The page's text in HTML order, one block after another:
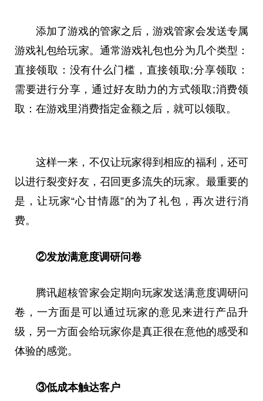
添加了游戏的管家之后，游戏管家会发送专属
游戏礼包给玩家。通常游戏礼包也分为几个类型：
直接领取：没有什么门槛，直接领取;分享领取：
需要进行分享，通过好友助力的方式领取;消费领
取：在游戏里消费指定金额之后，就可以领取。
这样一来，不仅让玩家得到相应的福利，还可
以进行裂变好友，召回更多流失的玩家。最重要的
是，让玩家“心甘情愿”的为了礼包，再次进行消
费。
②发放满意度调研问卷
腾讯超核管家会定期向玩家发送满意度调研问
卷，一方面是可以通过玩家的意见来进行产品升
级，另一方面会给玩家你是真正很在意他的感受和
体验的感觉。
③低成本触达客户